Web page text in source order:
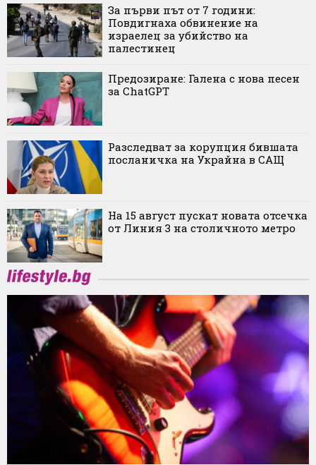
За първи път от 7 години:
Повдигнаха обвинение на
израелец за убийство на
палестинец
Предозиране: Галена с нова песен
за ChatGPT
Разследват за корупция бившата
посланичка на Украйна в САЩ
На 15 август пускат новата отсечка
от Линия 3 на столичното метро